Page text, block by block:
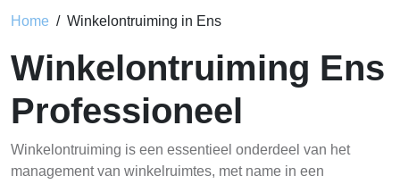
Home Winkelontruiming in Ens
Winkelontruiming Ens
Professioneel
Winkelontruiming is een essentieel onderdeel van het
management van winkelruimtes, met name in een